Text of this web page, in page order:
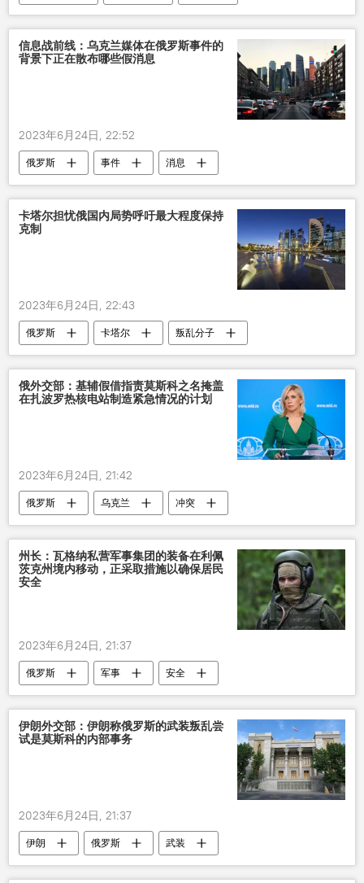
叛乱分子
信息战前线：乌克兰媒体在俄罗斯事件的
背景下正在散布哪些假消息
2023年6月24日, 22:52
俄罗斯 事件 消息
卡塔尔担忧俄国内局势呼吁最大程度保持
克制
2023年6月24日, 22:43
俄罗斯 卡塔尔 叛乱分子
俄外交部：基辅假借指责莫斯科之名掩盖
在扎波罗热核电站制造紧急情况的计划
2023年6月24日, 21:42
俄罗斯 乌克兰
冲突
核电站
州长：瓦格纳私营军事集团的装备在利佩
茨克州境内移动，正采取措施以确保居民
安全
2023年6月24日, 21:37
俄罗斯 军事 安全
伊朗外交部：伊朗称俄罗斯的武装叛乱尝
试是莫斯科的内部事务
2023年6月24日, 21:37
伊朗 俄罗斯
武装
叛乱分子